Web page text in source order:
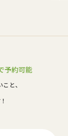
予約可能
こと､